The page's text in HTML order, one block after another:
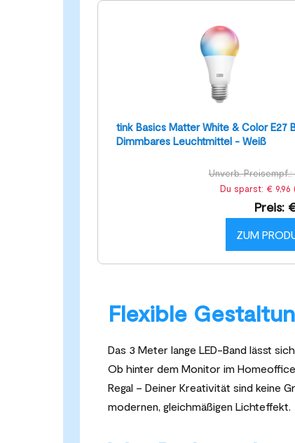
tink Basics Matter White & Color E27
Dimmbares Leuchtmittel - Weiß
Unverb. Preisempf.:
Du sparst: € 9,96
Preis:
ZUM
Flexible
Das 3 Meter lange LED-Band lässt
Ob hinter dem Monitor im
Regal – Deiner Kreativität sind keine
modernen, gleichmäßigen Lichteffekt.